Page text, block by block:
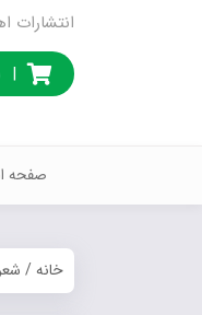
انتشارات
|
صفحه
خانه/ شعر